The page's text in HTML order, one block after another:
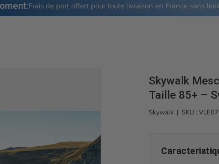
Frais de port offert pour toute livraison en France sans
Skywalk
Taille 85+ –
Skywalk | SKU :